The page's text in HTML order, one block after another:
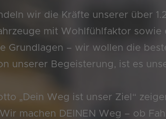
wir die Kräfte unserer über
mit Wohlfühlfaktor
Grundlagen – wir wollen die
unserer Begeisterung, ist es
„Dein Weg ist unser Ziel“
machen DEINEN Weg – ob